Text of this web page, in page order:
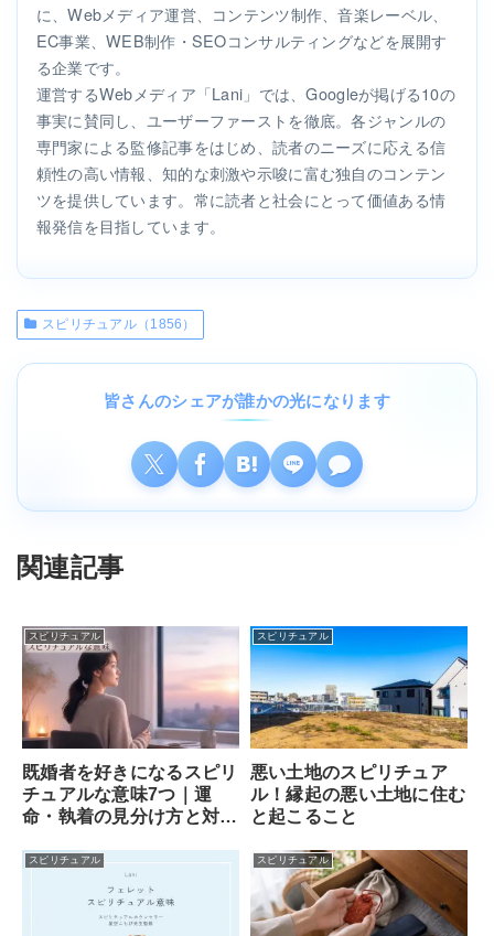
に、Webメディア運営、コンテンツ制作、音楽レーベル、
EC事業、WEB制作・SEOコンサルティングなどを展開す
る企業です。
運営するWebメディア「Lani」では、Googleが掲げる10の
事実に賛同し、ユーザーファーストを徹底。各ジャンルの
専門家による監修記事をはじめ、読者のニーズに応える信
頼性の高い情報、知的な刺激や示唆に富む独自のコンテン
ツを提供しています。常に読者と社会にとって価値ある情
報発信を目指しています。
スピリチュアル（1856）
皆さんのシェアが誰かの光になります
関連記事
スピリチュアル
既婚者を好きになるスピリ
チュアルな意味7つ｜運
命・執着の見分け方と対処
スピリチュアル
悪い土地のスピリチュア
ル！縁起の悪い土地に住む
と起こること
スピリチュアル スピリチュアル